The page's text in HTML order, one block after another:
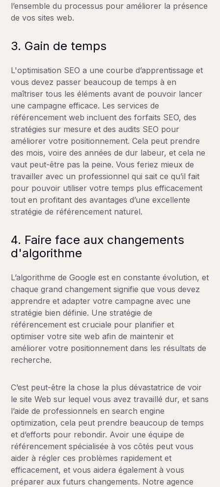
l’ensemble du processus pour améliorer la présence
de vos sites web.
3. Gain de temps
L'optimisation SEO a une courbe d’apprentissage et
vous devez passer beaucoup de temps à en
maîtriser tous les éléments avant de pouvoir lancer
une campagne efficace. Les services de
référencement web incluent des forfaits SEO, des
stratégies sur mesure et des audits SEO pour
améliorer votre positionnement. Cela peut prendre
des mois, voire des années de dur labeur, et cela ne
vaut peut-être pas la peine. Vous feriez mieux de
travailler avec un professionnel qui sait ce qu’il fait
pour pouvoir utiliser votre temps plus efficacement
tout en profitant des avantages d’une excellente
stratégie de référencement naturel.
4. Faire face aux changements
d'algorithme
L’algorithme de Google est en constante évolution, et
chaque grand changement signifie que vous devez
apprendre et adapter votre campagne avec une
stratégie bien définie. Une stratégie de
référencement est cruciale pour planifier et
optimiser votre site web afin de maintenir et
améliorer votre positionnement dans les résultats de
recherche.
C’est peut-être la chose la plus dévastatrice de voir
le site Web sur lequel vous avez travaillé dur, et sans
l’aide de professionnels en search engine
optimization, cela peut prendre beaucoup de temps
et d’efforts pour rebondir. Avoir une équipe de
référencement spécialisée à vos côtés peut vous
aider à régler ces problèmes rapidement et
efficacement, et vous aidera également à vous
préparer aux futurs changements. Notre agence